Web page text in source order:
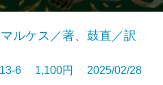
ルケス／著、鼓直／訳
6 1,100円 2025/02/28